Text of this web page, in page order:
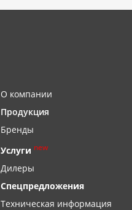
О компании
Продукция
Бренды
Услуги new
Дилеры
Спецпредложения
Техническая информация